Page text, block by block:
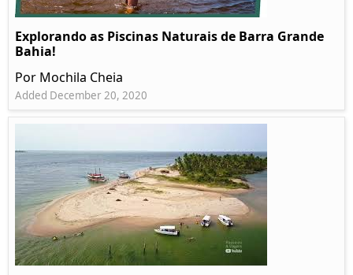
Explorando as Piscinas Naturais de Barra Grande
Bahia!
Por Mochila Cheia
Added December 20, 2020